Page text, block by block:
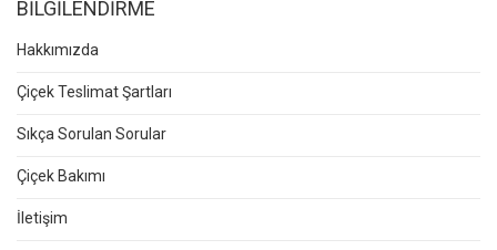
BİLGİLENDİRME
Hakkımızda
Çiçek Teslimat Şartları
Sıkça Sorulan Sorular
Çiçek Bakımı
İletişim